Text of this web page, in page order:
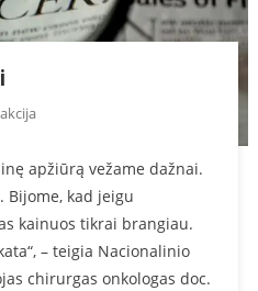
apžiūrą vežame dažnai.
Bijome, kad jeigu
kainuos tikrai brangiau.
– teigia Nacionalinio
chirurgas onkologas doc.